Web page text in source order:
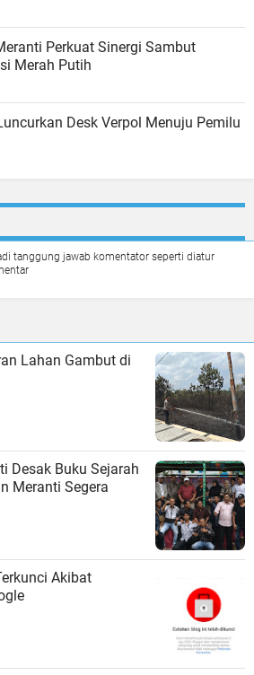
Perkuat Sinergi Sambut
Merah Putih
Desk Verpol Menuju Pemilu
tanggung jawab komentator seperti diatur
Lahan Gambut di
Desak Buku Sejarah
Meranti Segera
Akibat